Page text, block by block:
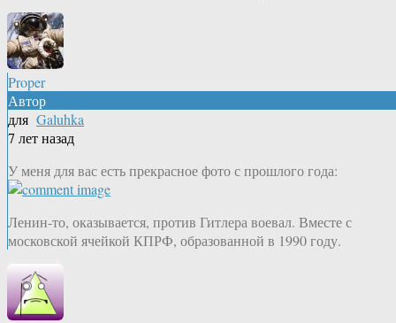
Proper
Автор
для Galuhka
7 лет назад
У меня для вас есть прекрасное фото с прошлого года:
Ленин-то, оказывается, против Гитлера воевал. Вместе с
московской ячейкой КПРФ, образованной в 1990 году.